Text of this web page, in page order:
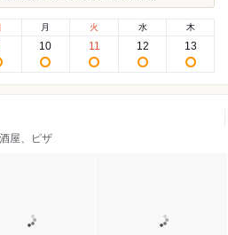
月
10
火
11
水
12
木
13
屋、ピザ